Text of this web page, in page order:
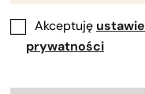
Akceptuję
prywatności